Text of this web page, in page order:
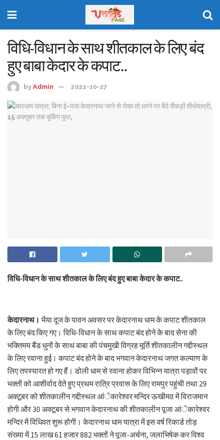
विधि-विधान के साथ शीतकाल के लिए बंद
हुए बाबा केदार के कपाट..
by Admin 2022-10-27
विधि-विधान के साथ शीतकाल के लिए बंद हुए बाबा केदार के कपाट..
केदारनाथ। भैया दूज के पावन अवसर पर केदारनाथ धाम के कपाट शीतकाल
के लिए बंद किए गए। विधि-विधान के साथ कपाट बंद होने के बाद सेना की
भक्तिमय बैंड धुनों के साथ बाबा की पंचमुखी विग्रह मूर्ति शीतकालीन गद्दीस्थल
के लिए रवाना हुई। कपाट बंद होने के बाद भगवान केदारनाथ जगत कल्याण के
लिए तपस्यारत हो गए हैं। डोली धाम से रवाना होकर विभिन्न यात्रा पड़ावों पर
भक्तों को आशीर्वाद देते हुए प्रथम रात्रि प्रवास के लिए रामपुर पहुंची तथा 29
अक्टूबर को शीतकालीन गद्दीस्थल आंेकारेश्वर मन्दिर ऊखीमठ में विराजमान
होगी और 30 अक्टूबर से भगवान केदारनाथ की शीतकालीन पूजा आंेकारेश्वर
मन्दिर में विधिवत शुरू होगी। केदारनाथ धाम यात्रा में इस वर्ष रिकार्ड तोड़
संख्या में 15 लाख 61 हजार 882 भक्तों ने पूजा-अर्चना, जलाभिषेक कर विश्व